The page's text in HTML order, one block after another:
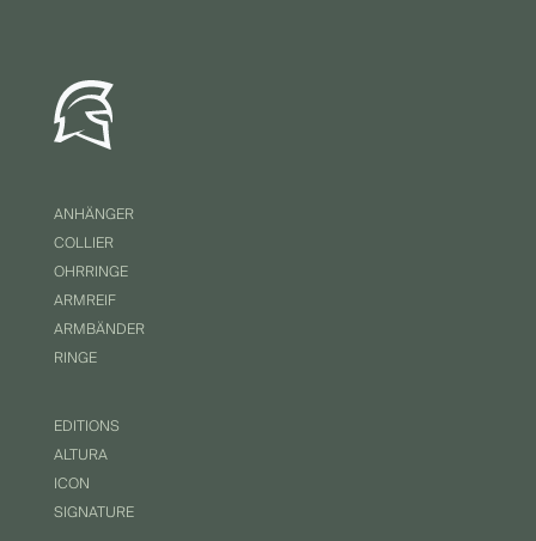
ANHÄNGER
COLLIER
OHRRINGE
ARMREIF
ARMBÄNDER
RINGE
EDITIONS
ALTURA
ICON
SIGNATURE